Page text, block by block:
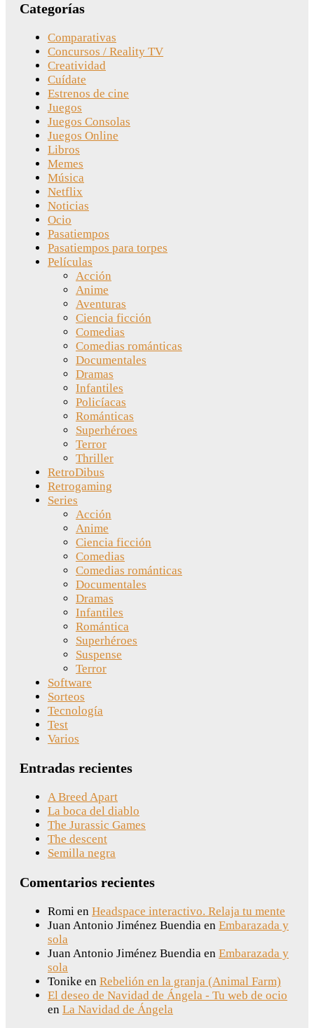
Categorías
Comparativas
Concursos / Reality TV
Creatividad
Cuídate
Estrenos de cine
Juegos
Juegos Consolas
Juegos Online
Libros
Memes
Música
Netflix
Noticias
Ocio
Pasatiempos
Pasatiempos para torpes
Películas
Acción
Anime
Aventuras
Ciencia ficción
Comedias
Comedias románticas
Documentales
Dramas
Infantiles
Policíacas
Románticas
Superhéroes
Terror
Thriller
RetroDibus
Retrogaming
Series
Acción
Anime
Ciencia ficción
Comedias
Comedias románticas
Documentales
Dramas
Infantiles
Romántica
Superhéroes
Suspense
Terror
Software
Sorteos
Tecnología
Test
Varios
Entradas recientes
A Breed Apart
La boca del diablo
The Jurassic Games
The descent
Semilla negra
Comentarios recientes
Romi en Headspace interactivo. Relaja tu mente
Juan Antonio Jiménez Buendia en Embarazada y
sola
Juan Antonio Jiménez Buendia en Embarazada y
sola
Tonike en Rebelión en la granja (Animal Farm)
El deseo de Navidad de Ángela - Tu web de ocio
en La Navidad de Ángela